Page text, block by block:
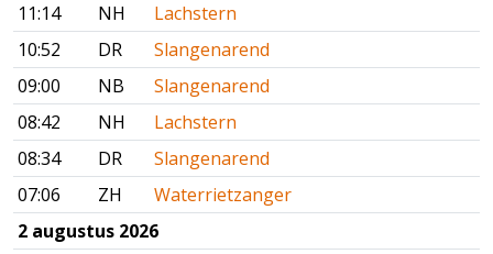
11:14
NH
Lachstern
10:52
DR
Slangenarend
09:00
NB
Slangenarend
08:42
NH
Lachstern
08:34
DR
Slangenarend
07:06
ZH
Waterrietzanger
2 augustus 2026